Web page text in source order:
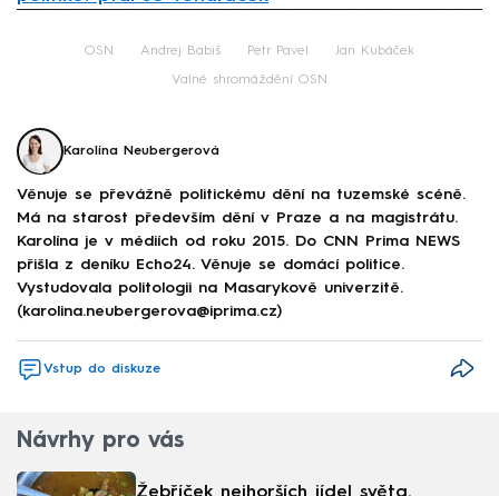
OSN Andrej Babiš Petr Pavel Jan Kubáček
Valné shromáždění OSN
Karolína Neubergerová
Věnuje se převážně politickému dění na tuzemské scéně.
Má na starost především dění v Praze a na magistrátu.
Karolína je v médiích od roku 2015. Do CNN Prima NEWS
přišla z deníku Echo24. Věnuje se domácí politice.
Vystudovala politologii na Masarykově univerzitě.
(karolina.neubergerova@iprima.cz)
Vstup do diskuze
Návrhy pro vás
Žebříček nejhorších jídel světa.